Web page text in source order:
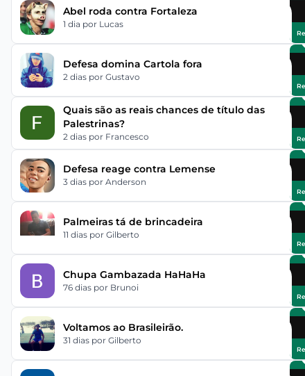
Abel roda contra Fortaleza
1 dia por Lucas
Defesa domina Cartola fora
2 dias por Gustavo
Quais são as reais chances de título das
Palestrinas?
2 dias por Francesco
Defesa reage contra Lemense
3 dias por Anderson
Palmeiras tá de brincadeira
11 dias por Gilberto
Chupa Gambazada HaHaHa
76 dias por Brunoi
Voltamos ao Brasileirão.
31 dias por Gilberto